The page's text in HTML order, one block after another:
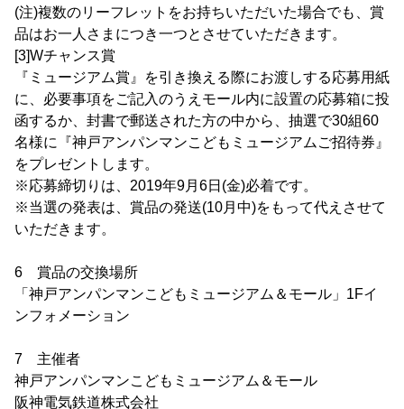
(注)複数のリーフレットをお持ちいただいた場合でも、賞
品はお一人さまにつき一つとさせていただきます。
[3]Wチャンス賞
『ミュージアム賞』を引き換える際にお渡しする応募用紙
に、必要事項をご記入のうえモール内に設置の応募箱に投
函するか、封書で郵送された方の中から、抽選で30組60
名様に『神戸アンパンマンこどもミュージアムご招待券』
をプレゼントします。
※応募締切りは、2019年9月6日(金)必着です。
※当選の発表は、賞品の発送(10月中)をもって代えさせて
いただきます。
6 賞品の交換場所
「神戸アンパンマンこどもミュージアム＆モール」1Fイ
ンフォメーション
7 主催者
神戸アンパンマンこどもミュージアム＆モール
阪神電気鉄道株式会社